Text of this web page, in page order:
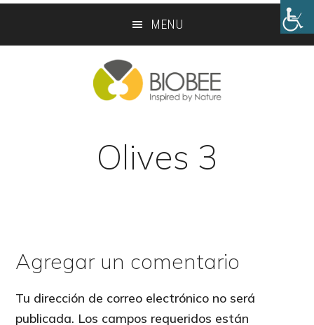
MENU
Olives 3
Reader
Interactions
Agregar un comentario
Tu dirección de correo electrónico no será
publicada. Los campos requeridos están